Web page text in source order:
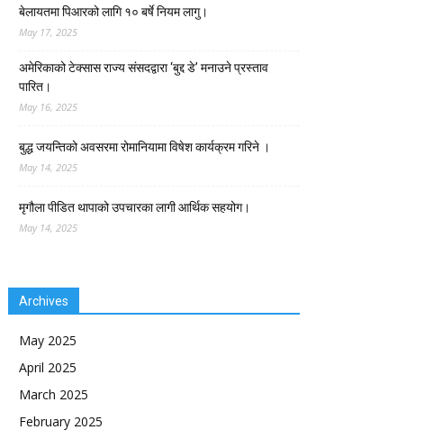
बेलायतमा पिआरको लागि १० बर्षे नियम लागु।
May 17, 2025
अमेरिकाको टेक्सास राज्य संसदद्वारा ‘बुद्द डे’ मनाउने प्रस्ताव
पारित।
May 16, 2025
बुद्ध जयन्तिको अवसरमा रोमानियामा विषेश कार्यक्रम गरिने ।
May 14, 2025
मृगौला पीडित थापाको उपचारका लागी आर्थिक सहयोग।
May 14, 2025
Archives
May 2025
April 2025
March 2025
February 2025